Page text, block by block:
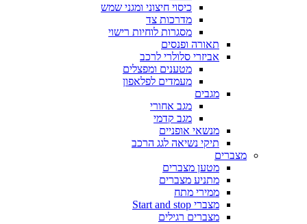
כיסוי חיצוני ומגני שמש
מדרכות צד
מסגרות לוחיות רישוי
תאורה ופנסים
אביזרי סלולרי לרכב
מטענים ומפצלים
מעמדים לפלאפון
מגבים
מגב אחורי
מגב קדמי
מנשאי אופניים
תיקי נשיאה לגג הרכב
מצברים
מטען מצברים
מתניע מצברים
ממירי מתח
מצברי Start and stop
מצברים רגילים